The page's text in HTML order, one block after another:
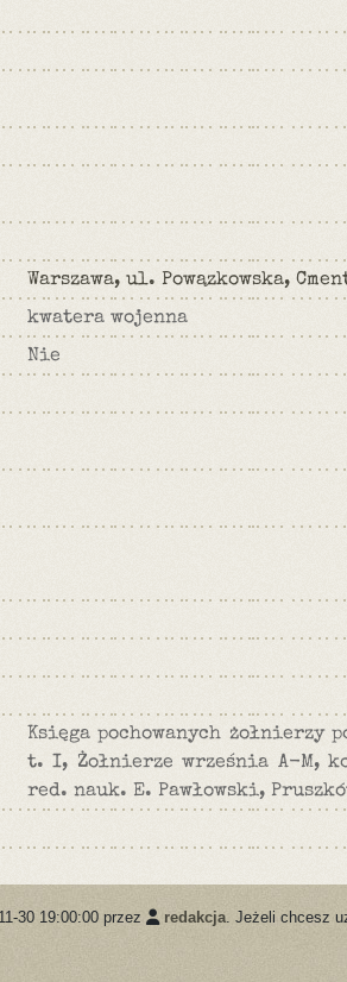
Warszawa, ul. Powązkowska,
kwatera wojenna
Nie
Księga pochowanych
t. I, Żołnierze września A-M,
red. nauk. E. Pawłowski,
30 19:00:00 przez redakcja . Jeżeli chcesz